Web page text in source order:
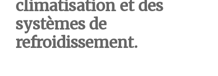
climatisation et des
systèmes de
refroidissement.